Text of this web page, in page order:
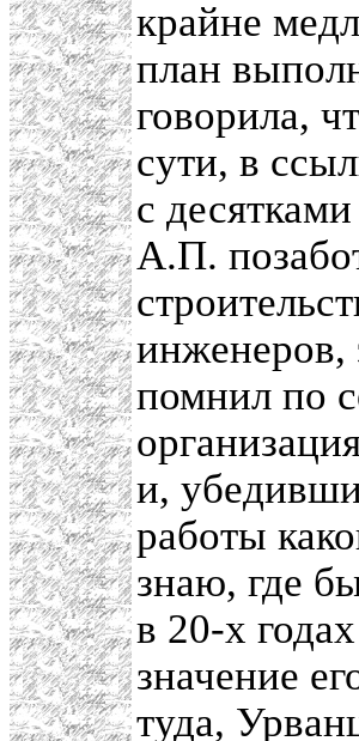
крайне
план
говорила,
сути, в
с
А.П.
инженеров,
помнил по
и,
работы
знаю, где
в 20-х
значение
туда,